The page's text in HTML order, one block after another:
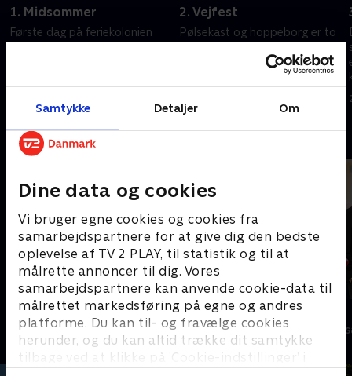
Samtykke Detaljer Om
Dine data og cookies
Vi bruger egne cookies og cookies fra
samarbejdspartnere for at give dig den bedste
oplevelse af TV 2 PLAY, til statistik og til at
målrette annoncer til dig. Vores
samarbejdspartnere kan anvende cookie-data til
målrettet markedsføring på egne og andres
platforme. Du kan til- og fravælge cookies
herunder, og du kan altid trække dit samtykke
tilbage ved at klikke på ’Cookie-indstillinger’ i
1. Midsommer
Første dag på feriekolonien
allerførste deathmatch?
2. Vejfest
Pølsekast og hoppeborg er to
vejfest. I hvert fald når det er
Melvin, der inviterer. Hvem får
Andre så også
Danmarks dummeste
TV-Shows • 1 sæsoner
Stormester
TV-Shows • 10